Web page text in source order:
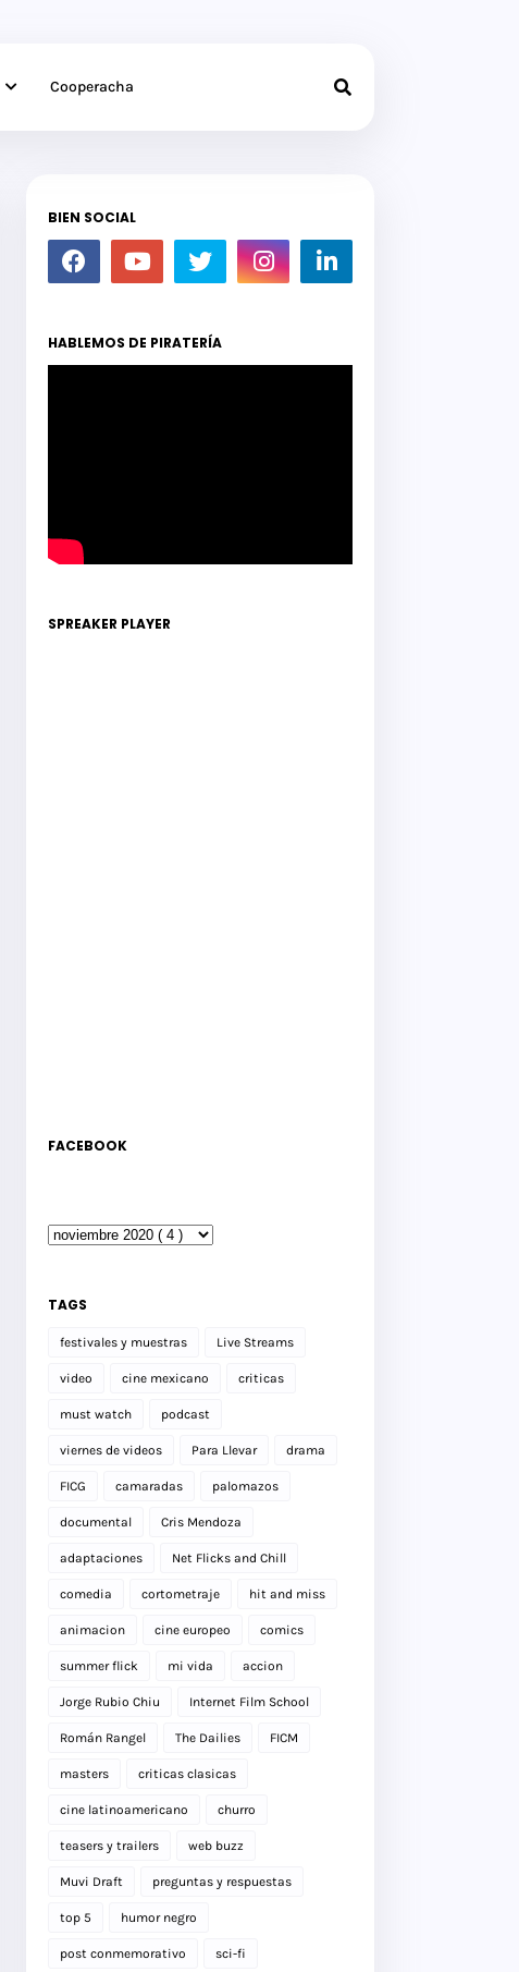
Cooperacha
BIEN SOCIAL
HABLEMOS DE PIRATERÍA
SPREAKER PLAYER
FACEBOOK
TAGS
festivales y muestras Live Streams
video cine mexicano criticas
must watch podcast
viernes de videos Para Llevar drama
FICG camaradas palomazos
documental Cris Mendoza
adaptaciones Net Flicks and Chill
comedia cortometraje hit and miss
animacion cine europeo comics
summer flick mi vida accion
Jorge Rubio Chiu Internet Film School
Román Rangel The Dailies FICM
masters criticas clasicas
cine latinoamericano churro
teasers y trailers web buzz
Muvi Draft preguntas y respuestas
top 5 humor negro
post conmemorativo sci-fi